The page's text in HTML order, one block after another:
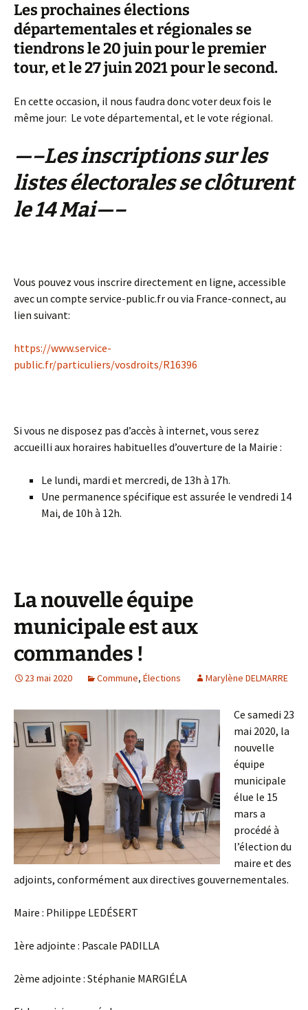
Les prochaines élections
départementales et régionales se
tiendrons le 20 juin pour le premier
tour, et le 27 juin 2021 pour le second.
En cette occasion, il nous faudra donc voter deux fois le
même jour: Le vote départemental, et le vote régional.
—–Les inscriptions sur les
listes électorales se clôturent
le 14 Mai—–
Vous pouvez vous inscrire directement en ligne, accessible
avec un compte service-public.fr ou via France-connect, au
lien suivant:
https://www.service-
public.fr/particuliers/vosdroits/R16396
Si vous ne disposez pas d’accès à internet, vous serez
accueilli aux horaires habituelles d’ouverture de la Mairie :
Le lundi, mardi et mercredi, de 13h à 17h.
Une permanence spécifique est assurée le vendredi 14
Mai, de 10h à 12h.
La nouvelle équipe
municipale est aux
commandes !
23 mai 2020 Commune, Élections Marylène DELMARRE
Ce samedi 23
mai 2020, la
nouvelle
équipe
municipale
élue le 15
mars a
procédé à
l’élection du
maire et des
adjoints, conformément aux directives gouvernementales.
Maire : Philippe LEDÉSERT
1ère adjointe : Pascale PADILLA
2ème adjointe : Stéphanie MARGIÉLA